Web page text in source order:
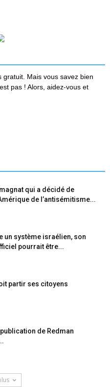
gratuit. Mais vous savez bien
pas ! Alors, aidez-vous et
magnat qui a décidé de
de l’antisémitisme...
un système israélien, son
pourrait être...
partir ses citoyens
de Redman